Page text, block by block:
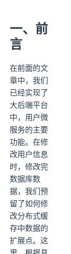
一、前
言
在前面的文
章中，我们
已经实现了
大后端平台
中，用户微
服务的主要
功能。在修
改用户信息
时，修改完
数据库数
据，我们预
留了如何修
改分布式缓
存中数据的
扩展点。这